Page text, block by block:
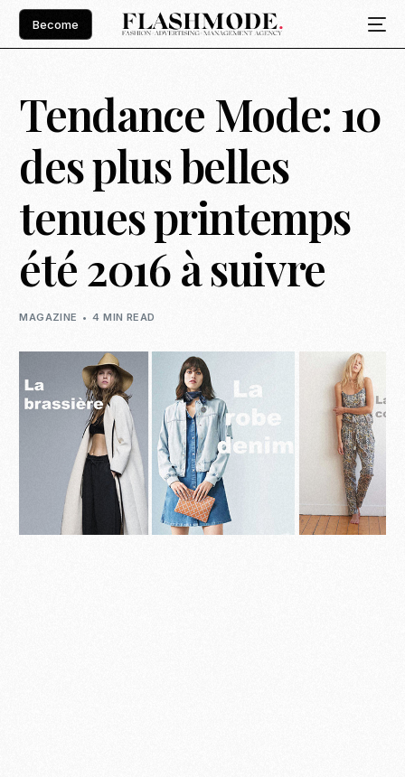
Become
Tendance Mode: 10
des plus belles
tenues printemps
été 2016 à suivre
MAGAZINE 4 MIN READ